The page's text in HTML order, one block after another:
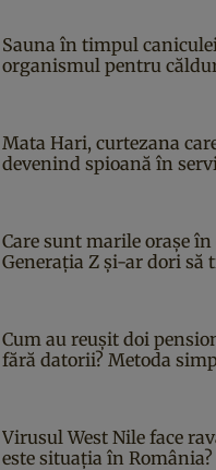
Sauna în timpul
organismul pentru
Mata Hari, curtezana
devenind spioană în
Care sunt marile orașe
Generația Z și-ar dori să
Cum au reușit doi
fără datorii? Metoda
Virusul West Nile face
este situația în România?